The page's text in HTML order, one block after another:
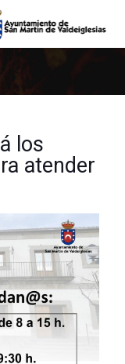
los
atender